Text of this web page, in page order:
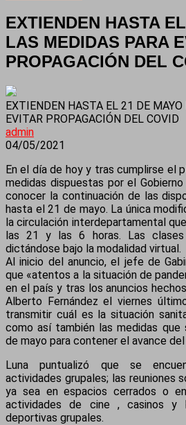
EXTIENDEN HASTA
LAS MEDIDAS PARA
PROPAGACIÓN DEL
EXTIENDEN HASTA EL 21 DE
EVITAR PROPAGACIÓN DEL COVID
admin
04/05/2021
En el día de hoy y tras cumplirse el
medidas dispuestas por el
conocer la continuación de las
hasta el 21 de mayo. La única
la circulación interdepartamental
las 21 y las 6 horas. Las clases
dictándose bajo la modalidad virtual.
Al inicio del anuncio, el jefe de
que «atentos a la situación de
en el país y tras los anuncios
Alberto Fernández el viernes
transmitir cuál es la situación
como así también las medidas que
de mayo para contener el avance del
Luna puntualizó que se
actividades grupales; las reuniones
ya sea en espacios cerrados o
actividades de cine , casinos y
deportivas grupales.